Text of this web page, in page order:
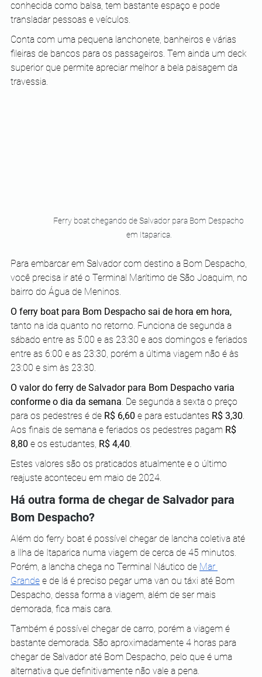
conhecida como balsa, tem bastante espaço e pode
transladar pessoas e veículos.
Conta com uma pequena lanchonete, banheiros e várias
fileiras de bancos para os passageiros. Tem ainda um deck
superior que permite apreciar melhor a bela paisagem da
travessia.
Ferry boat chegando de Salvador para Bom Despacho
em Itaparica.
Para embarcar em Salvador com destino a Bom Despacho,
você precisa ir até o Terminal Marítimo de São Joaquim, no
bairro do Água de Meninos.
O ferry boat para Bom Despacho sai de hora em hora,
tanto na ida quanto no retorno. Funciona de segunda a
sábado entre as 5:00 e as 23:30 e aos domingos e feriados
entre as 6:00 e as 23:30, porém a última viagem não é às
23:00 e sim às 23:30.
O valor do ferry de Salvador para Bom Despacho varia
conforme o dia da semana . De segunda a sexta o preço
para os pedestres é de R$ 6,60 e para estudantes R$ 3,30
Aos finais de semana e feriados os pedestres pagam R$
8,80 e os estudantes, R$ 4,40
Estes valores são os praticados atualmente e o último
reajuste aconteceu em maio de 2024.
Há outra forma de chegar de Salvador para
Bom Despacho?
Além do ferry boat é possível chegar de lancha coletiva até
a Ilha de Itaparica numa viagem de cerca de 45 minutos.
Porém, a lancha chega no Terminal Náutico de Mar
Grande e de lá é preciso pegar uma van ou táxi até Bom
Despacho, dessa forma a viagem, além de ser mais
demorada, fica mais cara.
Também é possível chegar de carro, porém a viagem é
bastante demorada. São aproximadamente 4 horas para
chegar de Salvador até Bom Despacho, pelo que é uma
alternativa que definitivamente não vale a pena.